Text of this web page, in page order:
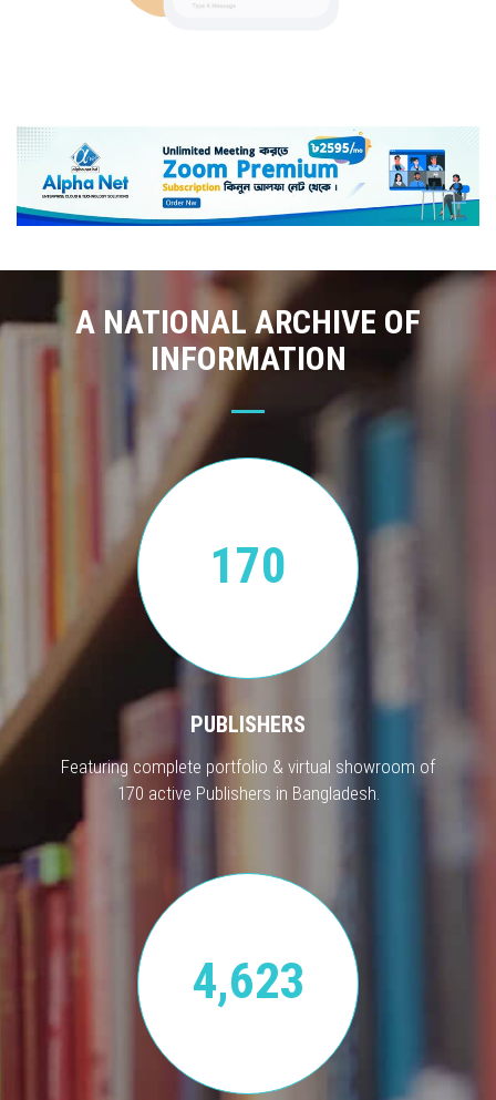
A NATIONAL ARCHIVE OF
INFORMATION
170
PUBLISHERS
Featuring complete portfolio & virtual showroom of
170 active Publishers in Bangladesh.
4,623